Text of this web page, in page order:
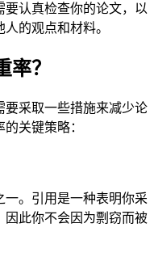
认真检查你的论文，以
的观点和材料。
？
要采取一些措施来减少论
关键策略：
一。引用是一种表明你采
因此你不会因为剽窃而被